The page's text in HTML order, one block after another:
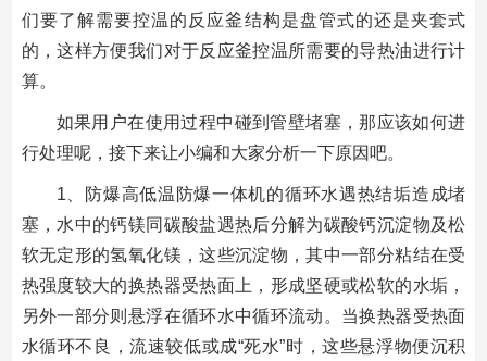
们要了解需要控温的反应釜结构是盘管式的还是夹套式
的，这样方便我们对于反应釜控温所需要的导热油进行计
算。
如果用户在使用过程中碰到管壁堵塞，那应该如何进
行处理呢，接下来让小编和大家分析一下原因吧。
1、防爆高低温防爆一体机的循环水遇热结垢造成堵
塞，水中的钙镁同碳酸盐遇热后分解为碳酸钙沉淀物及松
软无定形的氢氧化镁，这些沉淀物，其中一部分粘结在受
热强度较大的换热器受热面上，形成坚硬或松软的水垢，
另外一部分则悬浮在循环水中循环流动。当换热器受热面
水循环不良，流速较低或成“死水”时，这些悬浮物便沉积